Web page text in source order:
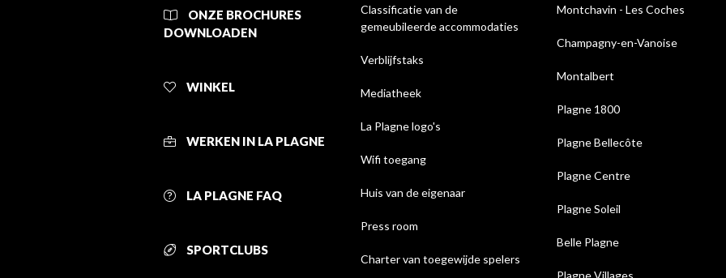
ONZE BROCHURES
DOWNLOADEN
WINKEL
WERKEN IN LA PLAGNE
LA PLAGNE FAQ
SPORTCLUBS
Classificatie van de
gemeubileerde accommodaties
Verblijfstaks
Mediatheek
La Plagne logo's
Wifi toegang
Huis van de eigenaar
Press room
Charter van toegewijde spelers
Montchavin - Les Coches
Champagny-en-Vanoise
Montalbert
Plagne 1800
Plagne Bellecôte
Plagne Centre
Plagne Soleil
Belle Plagne